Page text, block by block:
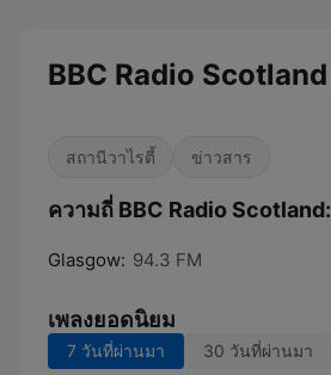
BBC Radio Scotland
สถานีวาไรตี้ ข่าวสาร
ความถี่ BBC Radio Scotland:
Glasgow: 94.3 FM
เพลงยอดนิยม
7 วันที่ผ่านมา 30 วันที่ผ่านมา